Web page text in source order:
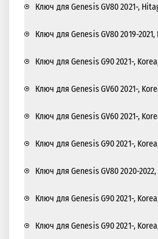
Ключ для Genesis GV80 2021-,
Ключ для Genesis GV80 2019-
Ключ для Genesis G90 2021-,
Ключ для Genesis GV60 2021-,
Ключ для Genesis GV60 2021-,
Ключ для Genesis G90 2021-,
Ключ для Genesis GV80 2020-
Ключ для Genesis G90 2021-,
Ключ для Genesis G90 2021-,